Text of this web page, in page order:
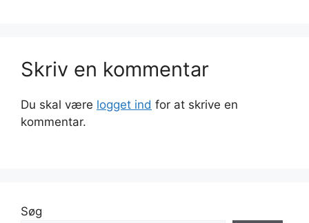
Skriv en kommentar
Du skal være logget ind for at skrive en
kommentar.
Søg